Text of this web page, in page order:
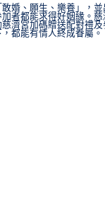
婚、願生、樂養」，
者都能求得好姻緣。
濟宮加碼贈送配對禮
都能有情人終成眷屬。